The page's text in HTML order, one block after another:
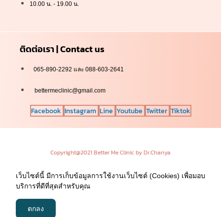
10.00 น. - 19.00 น.
ติดต่อเรา | Contact us
065-890-2292 และ 088-603-2641
bettermeclinic@gmail.com
Facebook Instagram Line Youtube Twitter Tiktok
Copyright@2021 Better Me Clinic by Dr.Chanya
เว็บไซต์นี้ มีการเก็บข้อมูลการใช้งานเว็บไซต์ (Cookies) เพื่อมอบ
บริการที่ดีที่สุดสำหรับคุณ
ตกลง